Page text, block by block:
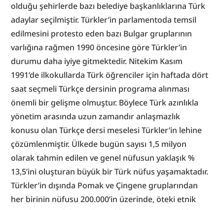
olduğu şehirlerde bazı belediye başkanlıklarına Türk
adaylar seçilmiştir. Türkler’in parlamentoda temsil
edilmesini protesto eden bazı Bulgar gruplarının
varlığına rağmen 1990 öncesine göre Türkler’in
durumu daha iyiye gitmektedir. Nitekim Kasım
1991’de ilkokullarda Türk öğrenciler için haftada dört
saat seçmeli Türkçe dersinin programa alınması
önemli bir gelişme olmuştur. Böylece Türk azınlıkla
yönetim arasında uzun zamandır anlaşmazlık
konusu olan Türkçe dersi meselesi Türkler’in lehine
çözümlenmiştir. Ülkede bugün sayısı 1,5 milyon
olarak tahmin edilen ve genel nüfusun yaklaşık %
13,5’ini oluşturan büyük bir Türk nüfus yaşamaktadır.
Türkler’in dışında Pomak ve Çingene gruplarından
her birinin nüfusu 200.000’in üzerinde, öteki etnik